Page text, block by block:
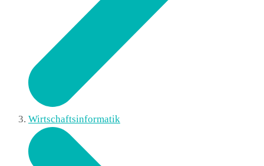
Wirtschaftsinformatik